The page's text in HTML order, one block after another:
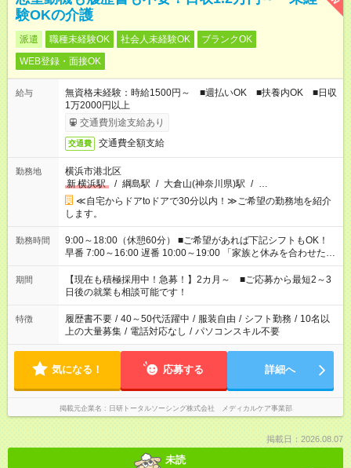
験OKの介護
派遣 職種未経験OK 社会人未経験OK
ブランクOK
WEB登録・面接OK
給与
無資格未経験：時給1500円～ ■週払いOK ■扶養内OK ■日収
1万2000円以上
交通費別途支給あり
交通費 交通費全額支給
勤務地
横浜市港北区
新横浜駅 / 綱島駅 / 大倉山(神奈川県)駅 / …
≪自宅からドアtoドアで30分以内！≫ご希望の勤務地を紹介
します。
勤務時間
9:00～18:00（休憩60分） ■ご希望があれば下記シフトもOK！
早番 7:00～16:00 遅番 10:00～19:00 「家族と休みを合わせた
い」 「余裕を持って夕飯の準備がしたい」 「できれば残業はし
たくない」 など、ご希望を教えてくださいね。 ※Wワーク希望
の方へ 今ご覧のお仕事で希望する勤務時間と、もう1つのお仕事
の勤務時間。 合計で週40時間を超える場合は応募できません。
期間
【現在も積極採用中！急募！】2カ月～ ■ご応募から最短2～3
日後の就業も相談可能です！
特徴 履歴書不要 / 40～50代活躍中 / 服装自由 / シフト勤務 / 10名以
上の大量募集 / 電話対応なし / パソコンスキル不要
気になる！ 応募する 詳細へ
掲載元企業名 日研トータルソーシング株式会社 メディカルケア事業部
掲載日：2026.08.07
未読